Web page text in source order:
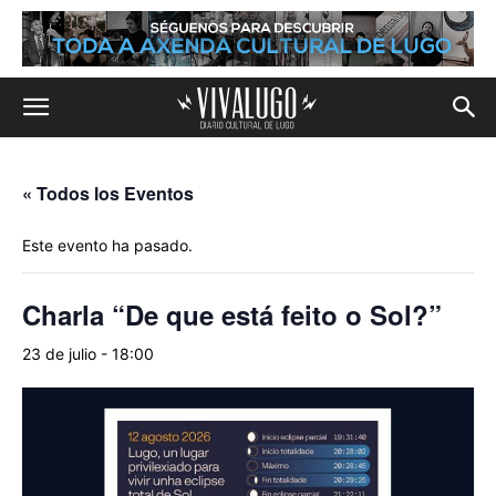
« Todos los Eventos
Este evento ha pasado.
Charla “De que está feito o Sol?”
23 de julio - 18:00